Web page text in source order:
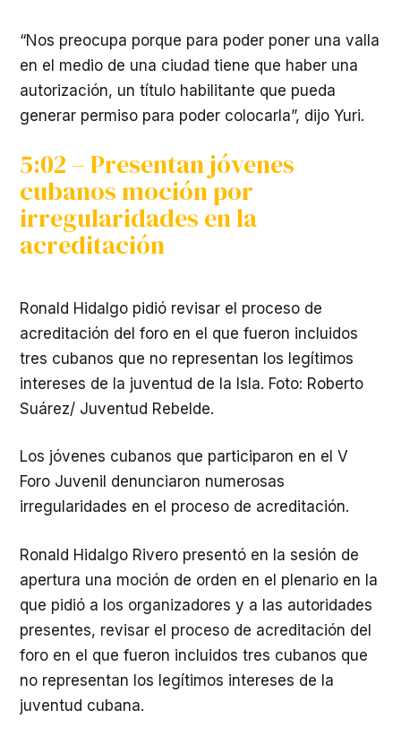
“Nos preocupa porque para poder poner una valla
en el medio de una ciudad tiene que haber una
autorización, un título habilitante que pueda
generar permiso para poder colocarla”, dijo Yuri.
5:02 – Presentan jóvenes
cubanos moción por
irregularidades en la
acreditación
Ronald Hidalgo pidió revisar el proceso de
acreditación del foro en el que fueron incluidos
tres cubanos que no representan los legítimos
intereses de la juventud de la Isla. Foto: Roberto
Suárez/ Juventud Rebelde.
Los jóvenes cubanos que participaron en el V
Foro Juvenil denunciaron numerosas
irregularidades en el proceso de acreditación.
Ronald Hidalgo Rivero presentó en la sesión de
apertura una moción de orden en el plenario en la
que pidió a los organizadores y a las autoridades
presentes, revisar el proceso de acreditación del
foro en el que fueron incluidos tres cubanos que
no representan los legítimos intereses de la
juventud cubana.